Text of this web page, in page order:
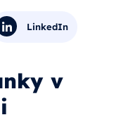
LinkedIn
v